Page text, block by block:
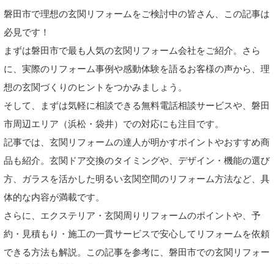
磐田市で理想の玄関リフォームをご検討中の皆さん、この記事は
必見です！
まずは磐田市で最も人気の玄関リフォーム会社をご紹介。さら
に、実際のリフォーム事例や感動体験を語るお客様の声から、理
想の玄関づくりのヒントをつかみましょう。
そして、まずは気軽に相談できる無料電話相談サービスや、磐田
市周辺エリア（浜松・袋井）での対応にも注目です。
記事では、玄関リフォームの達人が明かすポイントやおすすめ商
品も紹介。玄関ドア交換のタイミングや、デザイン・機能の選び
方、ガラスを活かした明るい玄関空間のリフォーム方法など、具
体的な内容が満載です。
さらに、エクステリア・玄関周りリフォームのポイントや、予
約・見積もり・施工の一貫サービスで安心してリフォームを依頼
できる方法も解説。この記事を参考に、磐田市での玄関リフォー